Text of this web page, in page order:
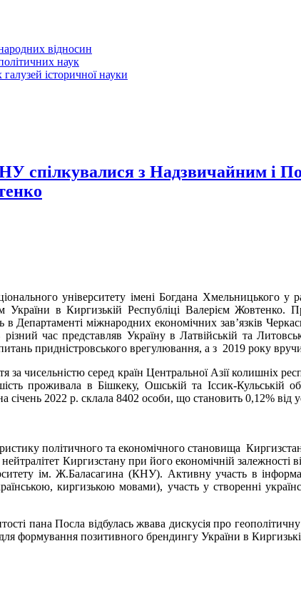
відносин
наук
історичної науки
спілкувалися з Надзвичайним і
університету імені Богдана
в Киргизькій Республіці Валерієм
в Департаменті міжнародних економічних зав’язків
час представляв Україну в Латвійській та
придністровського врегулювання, а з 2019 року
за чисельністю серед країн Центральної Азії колишніх
проживала в Бішкеку, Ошській та Іссик-Кульській
січень 2022 р. склала 8402 особи, що становить 0,12% від
політичного та економічного становища
Киргизстану при його економічній залежності
ім. Ж.Баласагина (КНУ). Активну участь в
киргизькою мовами), участь у створенні
пана Посла відбулась жвава дискусія про
формування позитивного брендингу України в